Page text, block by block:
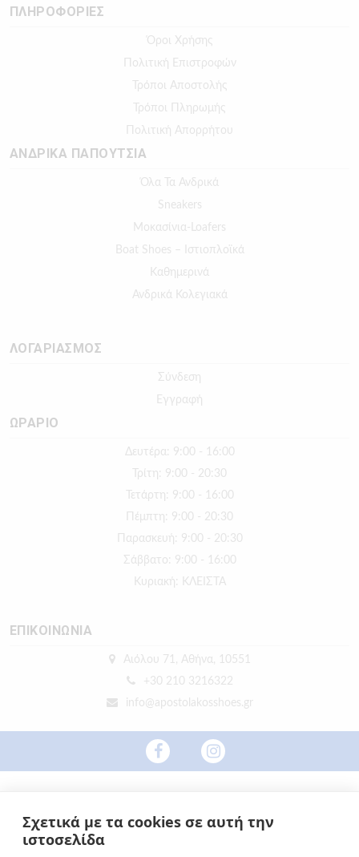
ΠΛΗΡΟΦΟΡΙΕΣ
Όροι Χρήσης
Πολιτική Επιστροφών
Τρόποι Αποστολής
Τρόποι Πληρωμής
Πολιτική Απορρήτου
ΑΝΔΡΙΚΑ ΠΑΠΟΥΤΣΙΑ
Όλα Τα Ανδρικά
Sneakers
Μοκασίνια-Loafers
Boat Shoes – Ιστιοπλοϊκά
Καθημερινά
Ανδρικά Κολεγιακά
ΛΟΓΑΡΙΑΣΜΟΣ
Σύνδεση
Εγγραφή
ΩΡΑΡΙΟ
Δευτέρα: 9:00 - 16:00
Τρίτη: 9:00 - 20:30
Τετάρτη: 9:00 - 16:00
Πέμπτη: 9:00 - 20:30
Παρασκευή: 9:00 - 20:30
Σάββατο: 9:00 - 16:00
Κυριακή: ΚΛΕΙΣΤΑ
ΕΠΙΚΟΙΝΩΝΙΑ
Αιόλου 71, Αθήνα, 10551
+30 210 3216322
info@apostolakosshoes.gr
Σχετικά με τα cookies σε αυτή την
ιστοσελίδα